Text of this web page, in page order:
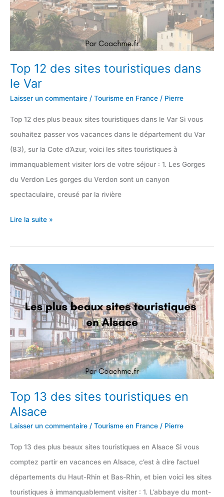
Top 12 des sites touristiques dans
le Var
Laisser un commentaire / Tourisme en France / Pierre
Top 12 des plus beaux sites touristiques dans le Var Si vous
souhaitez passer vos vacances dans le département du Var
(83), sur la Cote d’Azur, voici les sites touristiques à
immanquablement visiter lors de votre séjour : 1. Les Gorges
du Verdon Les gorges du Verdon sont un canyon
spectaculaire, creusé par la rivière
Top
des
sites
touristiques
dans
le
Lire la suite »
Top 13 des sites touristiques en
Alsace
Laisser un commentaire / Tourisme en France / Pierre
Top 13 des plus beaux sites touristiques en Alsace Si vous
comptez partir en vacances en Alsace, c’est à dire l’actuel
départements du Haut-Rhin et Bas-Rhin, et bien voici les sites
touristiques à immanquablement visiter : 1. L’abbaye du mont-